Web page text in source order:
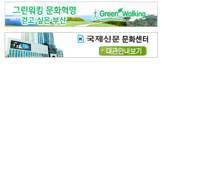
뉴스와 현장[전체보기]
‘800조 투자’ 희비 가른 재생에너지
뜨거워지는 바다, 북쪽으로 열리는 항로
데스크시각[전체보기]
물은 행정구역 경계를 따라 흐르지 않는다